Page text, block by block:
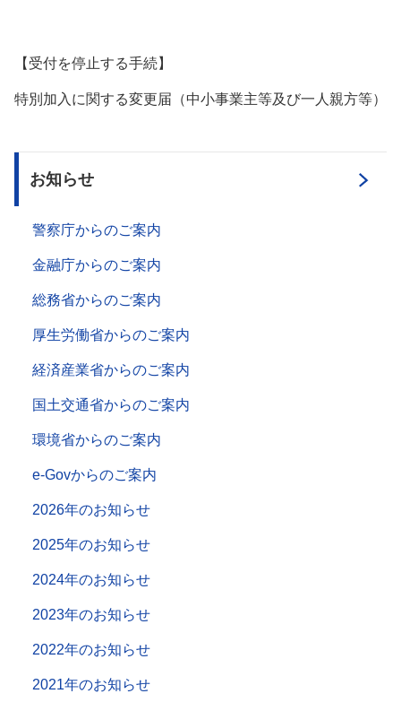
【受付を停止する手続】
特別加入に関する変更届（中小事業主等及び一人親方等）
お知らせ
警察庁からのご案内
金融庁からのご案内
総務省からのご案内
厚生労働省からのご案内
経済産業省からのご案内
国土交通省からのご案内
環境省からのご案内
e-Govからのご案内
2026年のお知らせ
2025年のお知らせ
2024年のお知らせ
2023年のお知らせ
2022年のお知らせ
2021年のお知らせ